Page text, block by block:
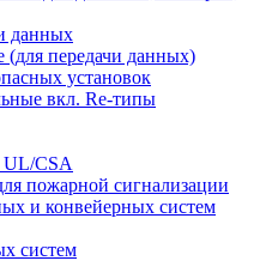
данных
(для передачи данных)
установок
вкл. Re-типы
UL/CSA
пожарной сигнализации
и конвейерных систем
систем